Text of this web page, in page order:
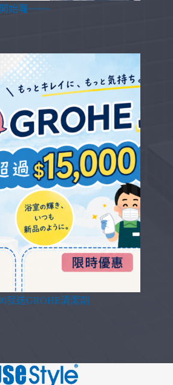
始囉~~~~
就送GROHE清潔劑